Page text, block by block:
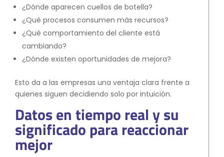
¿Dónde aparecen cuellos de botella?
¿Qué procesos consumen más recursos?
¿Qué comportamiento del cliente está
cambiando?
¿Dónde existen oportunidades de mejora?
Esto da a las empresas una ventaja clara frente a
quienes siguen decidiendo solo por intuición.
Datos en tiempo real y su
significado para reaccionar
mejor